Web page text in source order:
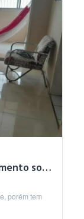
alugo um quarto no meu apartamento so para mulheres.
porém tem